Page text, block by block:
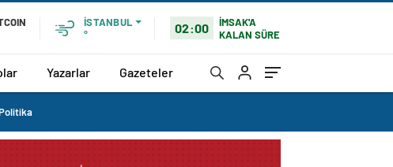
İSTANBUL
°
02:00
İMSAK'A
KALAN SÜRE
Yazarlar Gazeteler